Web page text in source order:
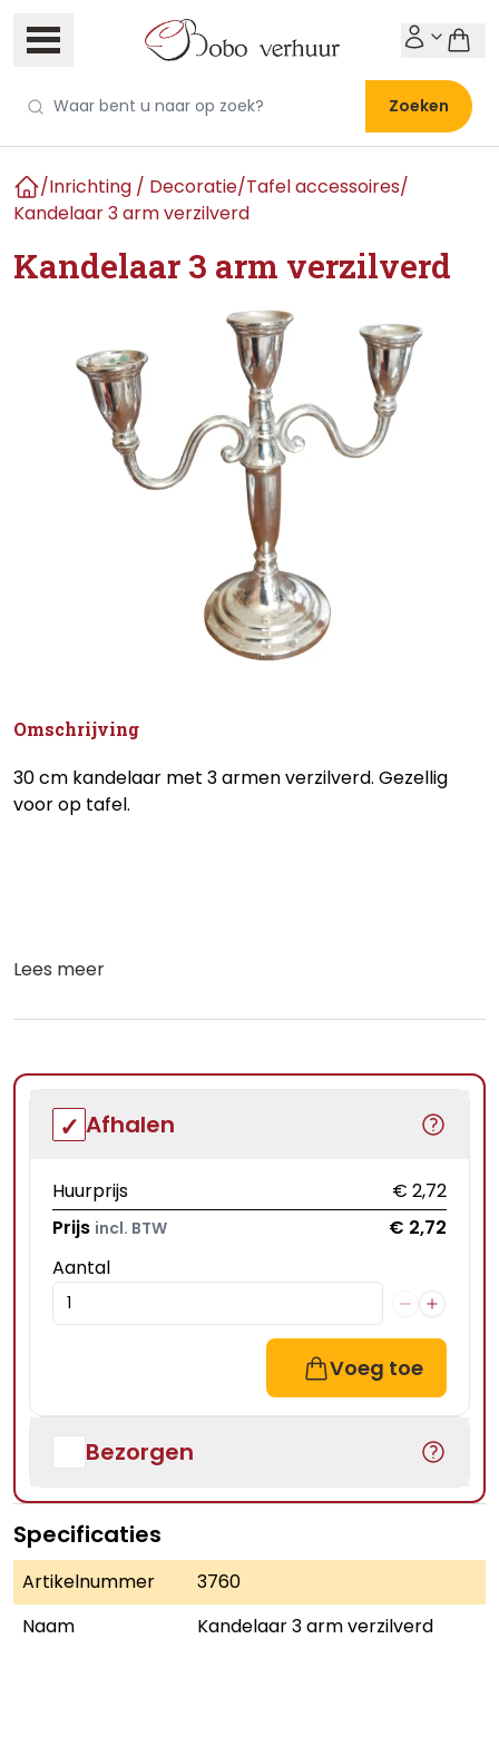
Zoeken
Home
/Inrichting / Decoratie/Tafel accessoires/
Kandelaar 3 arm verzilverd
Kandelaar 3 arm verzilverd
Omschrijving
30 cm kandelaar met 3 armen verzilverd. Gezellig
voor op tafel.
Lees meer
Afhalen
Huurprijs
€ 2,72
Prijs incl. BTW
€ 2,72
Aantal
Voeg toe
Bezorgen
Specificaties
Artikelnummer
3760
Naam
Kandelaar 3 arm verzilverd